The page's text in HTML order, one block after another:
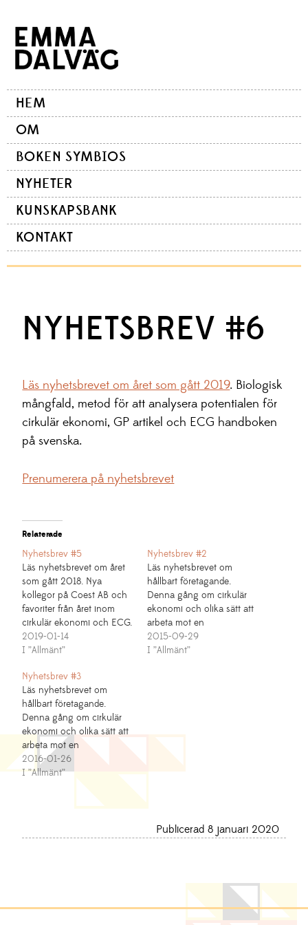
primary
navigation
content
footer
Main
navigation
HEM
OM
BOKEN SYMBIOS
NYHETER
KUNSKAPSBANK
KONTAKT
NYHETSBREV #6
Läs nyhetsbrevet om året som gått 2019. Biologisk
mångfald, metod för att analysera potentialen för
cirkulär ekonomi, GP artikel och ECG handboken
på svenska.
Prenumerera på nyhetsbrevet
Relaterade
Nyhetsbrev #5
Läs nyhetsbrevet om året
som gått 2018. Nya
kollegor på Coest AB och
favoriter från året inom
cirkulär ekonomi och ECG.
Prenumerera på
nyhetsbrevet
2019-01-14
I ”Allmänt”
Nyhetsbrev #2
Läs nyhetsbrevet om
hållbart företagande.
Denna gång om cirkulär
ekonomi och olika sätt att
arbeta mot en
resurseffektiv framtid.
Prenumerera på
2015-09-29
I ”Allmänt”
Nyhetsbrev #3
Läs nyhetsbrevet om
hållbart företagande.
Denna gång om cirkulär
ekonomi och olika sätt att
arbeta mot en
resurseffektiv framtid.
Prenumerera på
2016-01-26
I ”Allmänt”
Publicerad 8 januari 2020